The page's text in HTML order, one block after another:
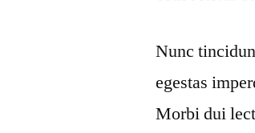
Nunc
egestas
Morbi dui